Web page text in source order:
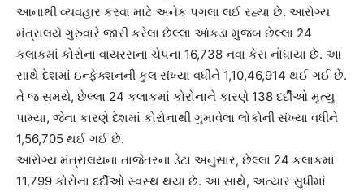
આનાથી વ્યવહાર કરવા માટે અનેક પગલા લઈ રહ્યા છે. આરોગ્ય
મંત્રાલયે ગુરુવારે જારી કરેલા છેલ્લા આંકડા મુજબ છેલ્લા 24
કલાકમાં કોરોના વાયરસના ચેપના 16,738 નવા કેસ નોંધાયા છે. આ
સાથે દેશમાં ઇન્ફેક્શનની કુલ સંખ્યા વધીને 1,10,46,914 થઈ ગઈ છે.
તે જ સમયે, છેલ્લા 24 કલાકમાં કોરોનાને કારણે 138 દર્દીઓ મૃત્યુ
પામ્યા, જેના કારણે દેશમાં કોરોનાથી ગુમાવેલા લોકોની સંખ્યા વધીને
1,56,705 થઈ ગઈ છે.
આરોગ્ય મંત્રાલયના તાજેતરના ડેટા અનુસાર, છેલ્લા 24 કલાકમાં
11,799 કોરોના દર્દીઓ સ્વસ્થ થયા છે. આ સાથે, અત્યાર સુધીમાં